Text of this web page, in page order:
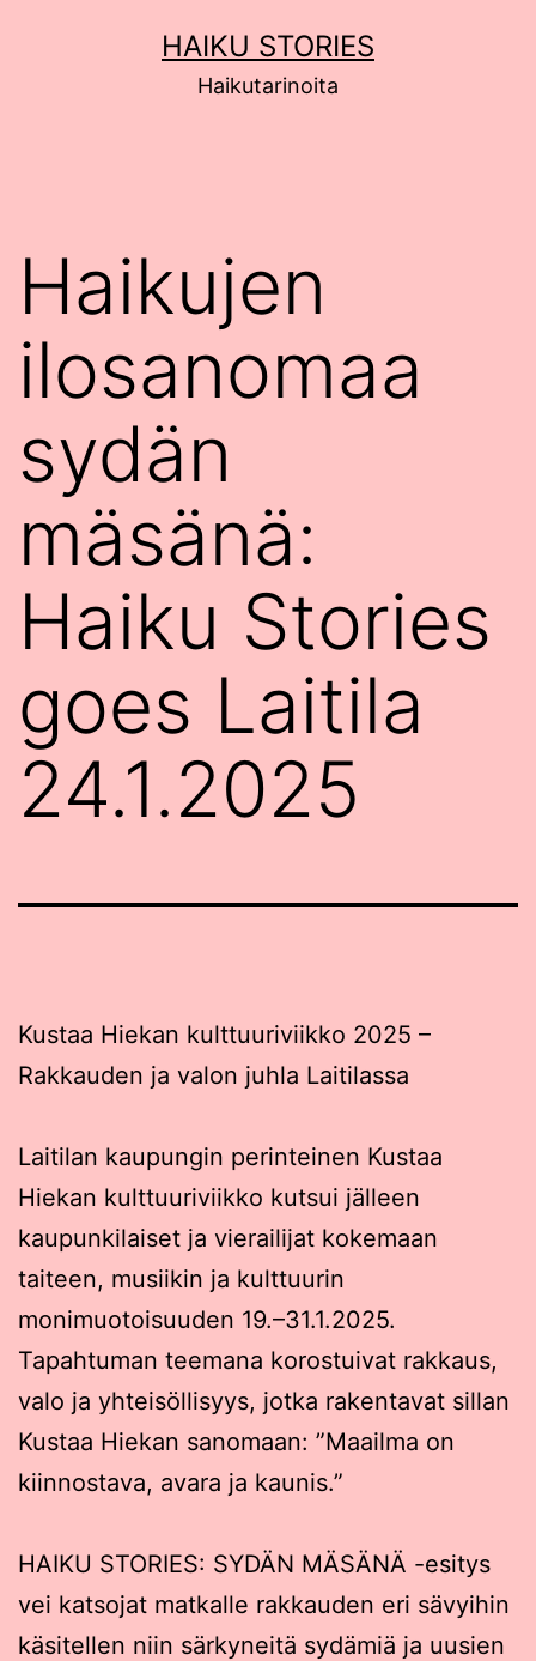
HAIKU STORIES
Haikutarinoita
Haikujen
ilosanomaa
sydän
mäsänä:
Haiku Stories
goes Laitila
24.1.2025
Kustaa Hiekan kulttuuriviikko 2025 –
Rakkauden ja valon juhla Laitilassa
Laitilan kaupungin perinteinen Kustaa
Hiekan kulttuuriviikko kutsui jälleen
kaupunkilaiset ja vierailijat kokemaan
taiteen, musiikin ja kulttuurin
monimuotoisuuden 19.–31.1.2025.
Tapahtuman teemana korostuivat rakkaus,
valo ja yhteisöllisyys, jotka rakentavat sillan
Kustaa Hiekan sanomaan: ”Maailma on
kiinnostava, avara ja kaunis.”
HAIKU STORIES: SYDÄN MÄSÄNÄ -esitys
vei katsojat matkalle rakkauden eri sävyihin
käsitellen niin särkyneitä sydämiä ja uusien